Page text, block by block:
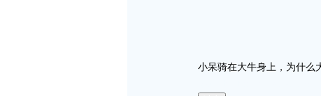
小呆骑在大牛身上，为什么